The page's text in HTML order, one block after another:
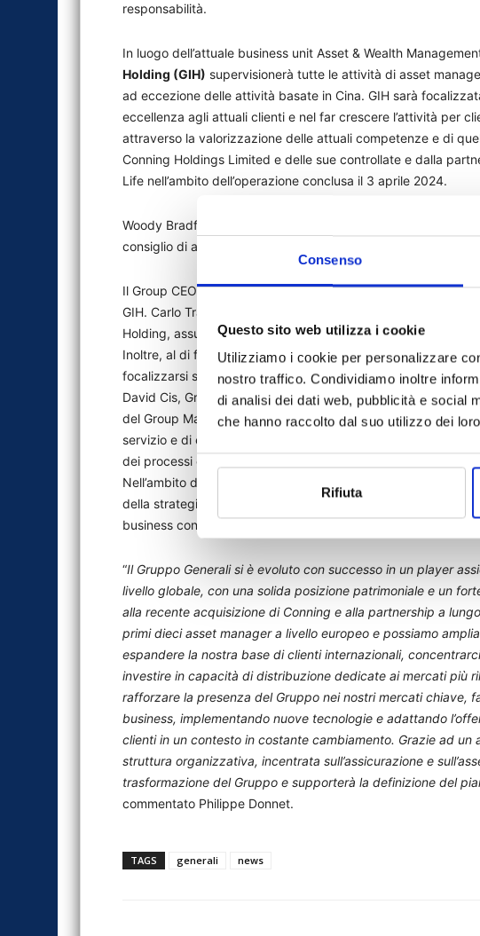
Consenso
Questo sito web utilizza i cookie
Utilizziamo i cookie per personalizzare
nostro traffico. Condividiamo inoltre
di analisi dei dati web, pubblicità e social
che hanno raccolto dal suo utilizzo dei
Rifiuta
responsabilità.
In luogo dell’attuale business unit Asset & Wealth
Holding (GIH) supervisionerà tutte le attività di asset
ad eccezione delle attività basate in Cina. GIH sarà
eccellenza agli attuali clienti e nel far crescere l’attività per
attraverso la valorizzazione delle attuali competenze e di
Conning Holdings Limited e delle sue controllate e dalla
Life nell’ambito dell’operazione conclusa il 3 aprile 2024.
Woody Bradford sarà nominato CEO di GIH e manterrà il suo
consiglio di amministrazione di Conning Holdings Limited.
Il Group CEO di Generali, Philippe Donnet, sarà nominato
GIH. Carlo Trabattoni, attualmente CEO Asset & Wealth
Holding, assumerà nuove responsabilità nell’area asset
Inoltre, al di fuori del perimetro di GIH, Banca Generali,
focalizzarsi sull’offerta di servizi completi di consulenza
David Cis, Group Chief Operating Officer a riporto del
del Group Management Committee, in linea con l’ambizione
servizio e di efficienza operativa, facendo leva su
dei processi core e piattaforme tecnologiche condivise.
Nell’ambito del nuovo assetto organizzativo, il Group Head
della strategia e degli obiettivi del Gruppo, supervisionando
business con un focus e un approccio dedicati.
“Il Gruppo Generali si è evoluto con successo in un player
livello globale, con una solida posizione patrimoniale e un
alla recente acquisizione di Conning e alla partnership a
primi dieci asset manager a livello europeo e possiamo
espandere la nostra base di clienti internazionali,
investire in capacità di distribuzione dedicate ai mercati più
rafforzare la presenza del Gruppo nei nostri mercati chiave,
business, implementando nuove tecnologie e adattando
clienti in un contesto in costante cambiamento. Grazie ad un
struttura organizzativa, incentrata sull’assicurazione e
trasformazione del Gruppo e supporterà la definizione del
commentato Philippe Donnet.
TAGS generali news